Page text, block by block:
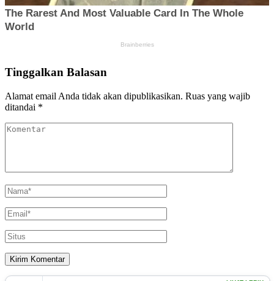
Tinggalkan Balasan
Alamat email Anda tidak akan dipublikasikan. Ruas yang wajib
ditandai *